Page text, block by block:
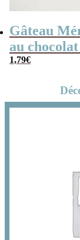
Gâteau
au
Gaufrette
1,79€